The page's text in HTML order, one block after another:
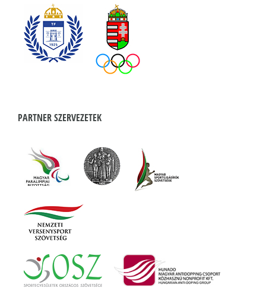
PARTNER SZERVEZETEK